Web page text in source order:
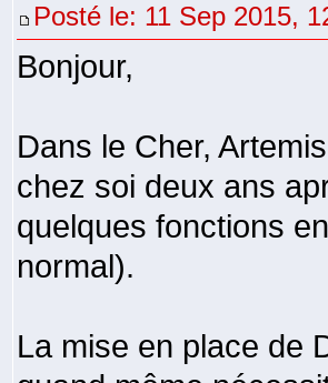
Posté le: 11 Sep 2015,
Bonjour,
Dans le Cher,
chez soi deux ans
quelques fonctions
normal).
La mise en place de